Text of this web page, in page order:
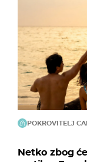
POKROVITELJ
Netko zbog